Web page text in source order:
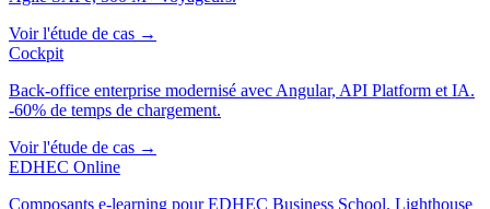
Voir l'étude de cas →
Cockpit
Back-office enterprise modernisé avec Angular, API Platform et IA.
-60% de temps de chargement.
Voir l'étude de cas →
EDHEC Online
Composants e-learning pour EDHEC Business School. Lighthouse